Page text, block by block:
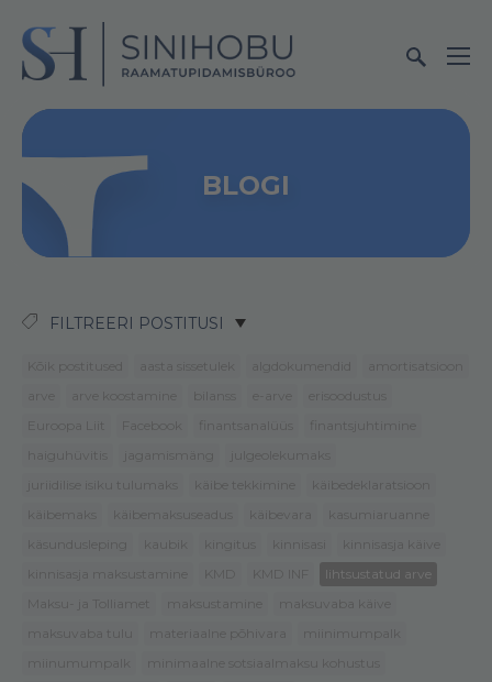
BLOGI
FILTREERI POSTITUSI
Kõik postitused aasta sissetulek algdokumendid
amortisatsioon
arve
arve koostamine bilanss e-arve
erisoodustus
Euroopa Liit
Facebook finantsanalüüs
finantsjuhtimine
haiguhüvitis
jagamismäng
julgeolekumaks
juriidilise isiku tulumaks
käibe tekkimine
käibedeklaratsioon
käibemaks
käibemaksuseadus käibevara
kasumiaruanne
käsundusleping
kaubik kingitus kinnisasi
kinnisasja käive
kinnisasja maksustamine
KMD KMD INF
lihtsustatud arve
Maksu- ja Tolliamet
maksustamine
maksuvaba käive
maksuvaba tulu
materiaalne põhivara
miinimumpalk
miinumumpalk
minimaalne sotsiaalmaksu kohustus